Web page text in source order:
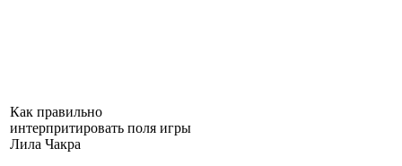
Как правильно
интерпритировать поля игры
Лила Чакра